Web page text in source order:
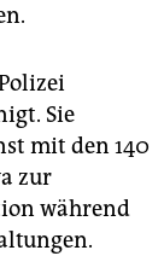
Sie
mit den 140
zur
während